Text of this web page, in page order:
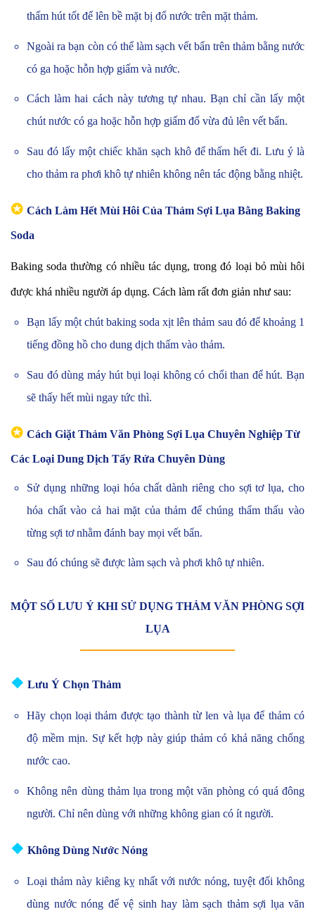
thấm hút tốt để lên bề mặt bị đổ nước trên mặt thảm.
Ngoài ra bạn còn có thể làm sạch vết bẩn trên thảm bằng nước
có ga hoặc hỗn hợp giấm và nước.
Cách làm hai cách này tương tự nhau. Bạn chỉ cần lấy một
chút nước có ga hoặc hỗn hợp giấm đổ vừa đủ lên vết bẩn.
Sau đó lấy một chiếc khăn sạch khô để thấm hết đi. Lưu ý là
cho thảm ra phơi khô tự nhiên không nên tác động bằng nhiệt.
✪ Cách Làm Hết Mùi Hôi Của Thảm Sợi Lụa Bằng Baking
Soda
Baking soda thường có nhiều tác dụng, trong đó loại bỏ mùi hôi
được khá nhiều người áp dụng. Cách làm rất đơn giản như sau:
Bạn lấy một chút baking soda xịt lên thảm sau đó để khoảng 1
tiếng đồng hồ cho dung dịch thấm vào thảm.
Sau đó dùng máy hút bụi loại không có chổi than để hút. Bạn
sẽ thấy hết mùi ngay tức thì.
✪ Cách Giặt Thảm Văn Phòng Sợi Lụa Chuyên Nghiệp Từ
Các Loại Dung Dịch Tẩy Rửa Chuyên Dùng
Sử dụng những loại hóa chất dành riêng cho sợi tơ lụa, cho
hóa chất vào cả hai mặt của thảm để chúng thẩm thấu vào
từng sợi tơ nhằm đánh bay mọi vết bẩn.
Sau đó chúng sẽ được làm sạch và phơi khô tự nhiên.
MỘT SỐ LƯU Ý KHI SỬ DỤNG THẢM VĂN PHÒNG SỢI
LỤA
❖ Lưu Ý Chọn Thảm
Hãy chọn loại thảm được tạo thành từ len và lụa để thảm có
độ mềm mịn. Sự kết hợp này giúp thảm có khả năng chống
nước cao.
Không nên dùng thảm lụa trong một văn phòng có quá đông
người. Chỉ nên dùng với những không gian có ít người.
❖ Không Dùng Nước Nóng
Loại thảm này kiêng kỵ nhất với nước nóng, tuyệt đối không
dùng nước nóng để vệ sinh hay làm sạch thảm sợi lụa văn